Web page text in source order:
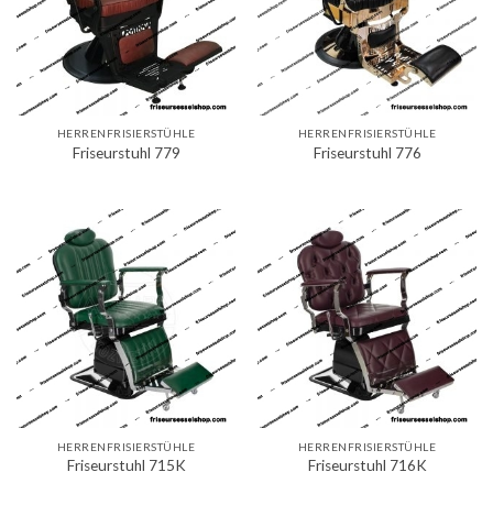
HERRENFRISIERSTÜHLE
Friseurstuhl 779
HERRENFRISIERSTÜHLE
Friseurstuhl 776
HERRENFRISIERSTÜHLE
Friseurstuhl 715K
HERRENFRISIERSTÜHLE
Friseurstuhl 716K